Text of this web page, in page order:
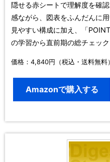
隠せる赤シートで理解度を確
感ながら、図表をふんだんに
見やすい構成に加え、「
の学習から直前期の総チェッ
価格：4,840円（税込・送料無料
Amazonで購入する